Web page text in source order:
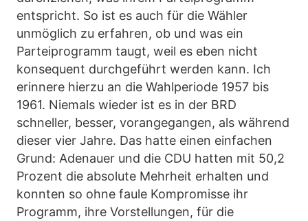
entspricht. So ist es auch für die Wähler
unmöglich zu erfahren, ob und was ein
Parteiprogramm taugt, weil es eben nicht
konsequent durchgeführt werden kann. Ich
erinnere hierzu an die Wahlperiode 1957 bis
1961. Niemals wieder ist es in der BRD
schneller, besser, vorangegangen, als während
dieser vier Jahre. Das hatte einen einfachen
Grund: Adenauer und die CDU hatten mit 50,2
Prozent die absolute Mehrheit erhalten und
konnten so ohne faule Kompromisse ihr
Programm, ihre Vorstellungen, für die